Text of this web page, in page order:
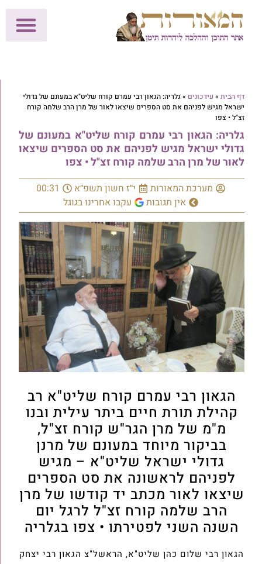
דף הבית » עידכונים »גלריה: הגאון רבי עמרם קורח שליט"א במעונם של גדולי
ישראל מגיש לפניהם את סט הספרים שיצאו לאור של מרן הרב שלמה קורח
זצ"ל • צפו
גלריה: הגאון רבי עמרם קורח שליט"א במעונם של
גדולי ישראל מגיש לפניהם את סט הספרים שיצאו
לאור של מרן הרב שלמה קורח זצ"ל • צפו
מערכת המאורות י״ז חשון תשפ״א
00:31
אין תגובות
עקבו אחרינו בגוגל
הגאון רבי עמרם קורח שליט"א רב
קהילת תורת חיים ביתר עילית ובנו
מ"מ של מרן הגר"ש קורח זצ"ל,
בביקור מיוחד במעונם של מרנן
גדולי ישראל שליט"א – מגיש
לפניהם לראשונה את סט הספרים
שיצאו לאור מכתב יד קודשו של מרן
הרב שלמה קורח זצ"ל לרגל יום
השנה השני לפטירתו • צפו בגלריה
הגאון רבי שלום כהן שליט"א, הראשל"צ הגאון רבי יצחק